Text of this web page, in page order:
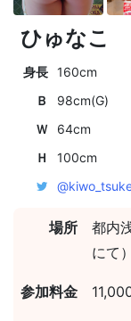
ひゅなこ
身長 160cm
Ｂ
98cm(G)
Ｗ
64cm
Ｈ
100cm
場所
都内
にて）
参加料金